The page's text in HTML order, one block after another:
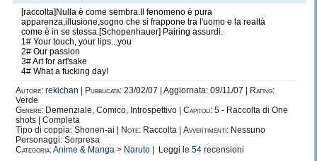
Background
Reki nasce in un paesino sperduto della campagna Toscana, dove
acquisisce tratti sempre più da Elfo che da Umano. Impara a leggere molto
prima di andare a scuola e sviluppa un carattere solitario e alienato,
complice anche la sua salute cagionevole, che lo porteranno, dopo molte
scelte sbagliate, a intraprendere la carriera diScrittoree diEditor.
A causa della sua passione per i libri e la tendenza a starsene in solitaria,
comincia ad avere le prime vere amicizie ai tempi del 56k. SuMSN
sviluppa la passione per i
GDR
che lo porteranno, alla tarda età di 27 anni,
ad approcciarsi aD&De successivamente aPathfinder.
Le sue dipendenze da
caffeina nicotina
accentuano il carattere irritabile,
scontroso e sarcastico, e lo portano alla inevitabile trasformazione in un
[raccolta]Nulla è come sembra.Il fenomeno è pura
apparenza,illusione,sogno che si frappone tra l'uomo e la realtà
come è in se stessa.[Schopenhauer] Pairing assurdi.
1# Your touch, your lips...you
2# Our passion
3# Art for art'sake
4# What a fucking day!
Autore: rekichan Pubblicata: 23/02/07 | Aggiornata: 09/11/07 |
Rating:
Verde
Genere: Demenziale, Comico, Introspettivo | Capitoli: 5 - Raccolta di One
shots | Completa
Tipo di coppia: Shonen-ai |
Note: Raccolta | Avvertimenti: Nessuno
Personaggi: Sorpresa
Categoria:Anime & Manga > Naruto | Leggi le 54 recensioni